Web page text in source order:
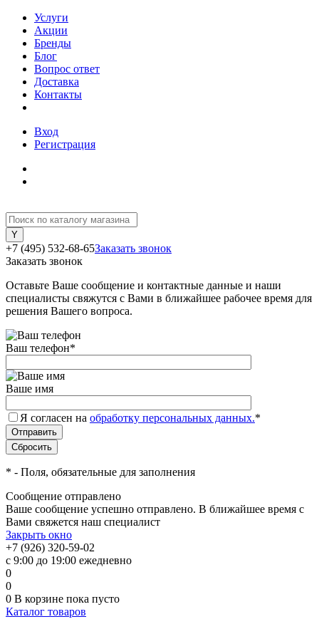
Услуги
Акции
Бренды
Блог
Вопрос ответ
Доставка
Контакты
Вход
Регистрация
+7 (495) 532-68-65Заказать звонок
Заказать звонок
Оставьте Ваше сообщение и контактные данные и наши
специалисты свяжутся с Вами в ближайшее рабочее время для
решения Вашего вопроса.
Ваш телефон*
Ваше имя
Я согласен на обработку персональных данных.*
* - Поля, обязательные для заполнения
Сообщение отправлено
Ваше сообщение успешно отправлено. В ближайшее время с
Вами свяжется наш специалист
Закрыть окно
+7 (926) 320-59-02
с 9:00 до 19:00 ежедневно
0
0
0 В корзине пока пусто
Каталог товаров